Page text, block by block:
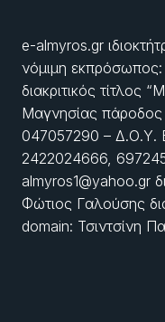
e-almyros.gr
νόμιμη εκπρόσωπος:
διακριτικός τίτλος
Μαγνησίας
047057290 – Δ.Ο.Υ.
2422024666,
almyros1@yahoo.gr
Φώτιος Γαλούσης
domain: Τσιντσίνη